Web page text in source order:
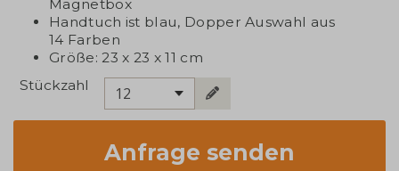
Magnetbox
Handtuch ist blau, Dopper Auswahl aus
14 Farben
Größe: 23 x 23 x 11 cm
Stückzahl
12
Anfrage senden